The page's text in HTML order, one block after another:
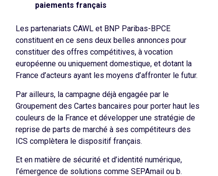
paiements français
Les partenariats CAWL et BNP Paribas-BPCE
constituent en ce sens deux belles annonces pour
constituer des offres compétitives, à vocation
européenne ou uniquement domestique, et dotant la
France d’acteurs ayant les moyens d’affronter le futur.
Par ailleurs, la campagne déjà engagée par le
Groupement des Cartes bancaires pour porter haut les
couleurs de la France et développer une stratégie de
reprise de parts de marché à ses compétiteurs des
ICS complètera le dispositif français.
Et en matière de sécurité et d’identité numérique,
l’émergence de solutions comme SEPAmail ou b.